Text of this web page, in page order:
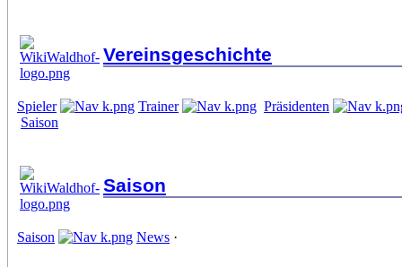
Vereinsgeschichte
Spieler Trainer
Präsidenten
Saison
Saison
Saison News ·